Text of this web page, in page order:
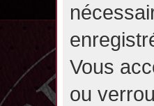
Vous
ou